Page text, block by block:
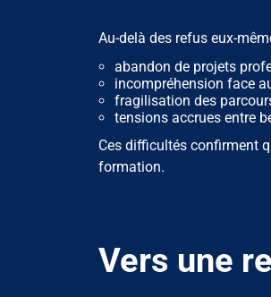
Au-delà des refus eux-
abandon de projets
incompréhension face
fragilisation des
tensions accrues entre
Ces difficultés confirment
formation.
Vers une